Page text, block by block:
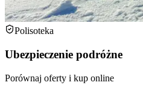
Polisoteka
Ubezpieczenie podróżne
Porównaj oferty i kup online